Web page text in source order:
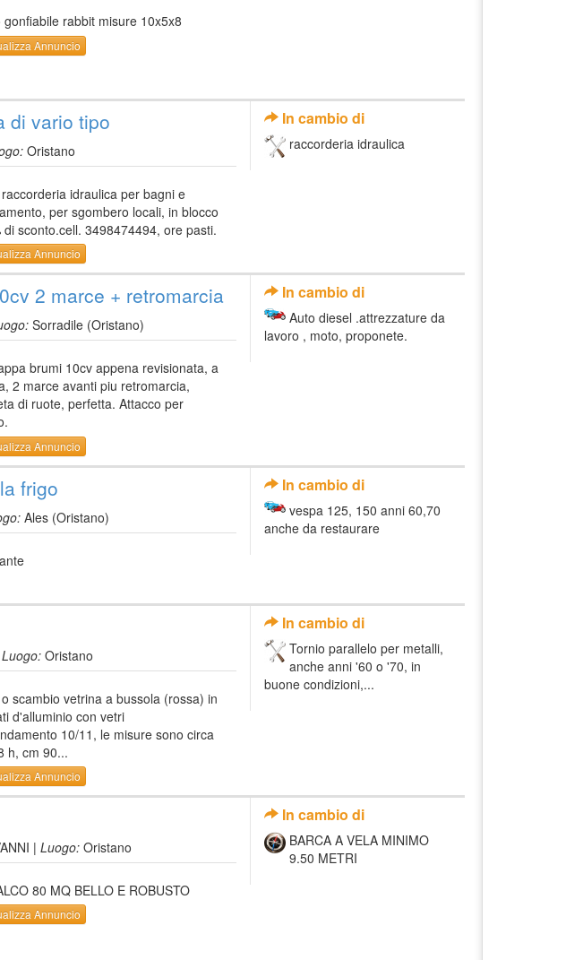
gonfiabile rabbit misure 10x5x8
Annuncio
di vario tipo
Oristano
idraulica per bagni e
per sgombero locali, in blocco
di sconto.cell. 3498474494, ore pasti.
Annuncio
In cambio di
raccorderia idraulica
2 marce + retromarcia
Sorradile (Oristano)
brumi 10cv appena revisionata, a
2 marce avanti piu retromarcia,
di ruote, perfetta. Attacco per
Annuncio
In cambio di
Auto diesel .attrezzature da
lavoro , moto, proponete.
frigo
Ales (Oristano)
In cambio di
vespa 125, 150 anni 60,70
anche da restaurare
Luogo: Oristano
scambio vetrina a bussola (rossa) in
d'alluminio con vetri
10/11, le misure sono circa
h, cm 90...
Annuncio
In cambio di
Tornio parallelo per metalli,
anche anni '60 o '70, in
buone condizioni,...
| Luogo: Oristano
80 MQ BELLO E ROBUSTO
Annuncio
In cambio di
BARCA A VELA MINIMO
9.50 METRI